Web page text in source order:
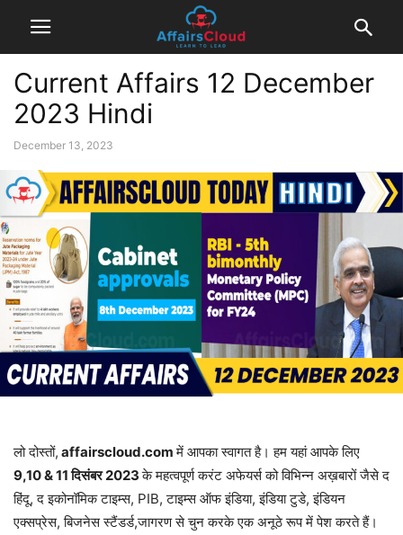
Current Affairs 12 December
2023 Hindi
December 13, 2023
लो दोस्तों, affairscloud.comमें आपका स्वागत है। हम यहां आपके लिए
9,10 & 11 दिसंबर 2023के महत्वपूर्ण करंट अफेयर्स को विभिन्न अख़बारों जैसे द
हिंदू, द इकोनॉमिक टाइम्स, PIB, टाइम्स ऑफ इंडिया, इंडिया टुडे, इंडियन
एक्सप्रेस, बिजनेस स्टैंडर्ड,जागरण से चुन करके एक अनूठे रूप में पेश करते हैं।